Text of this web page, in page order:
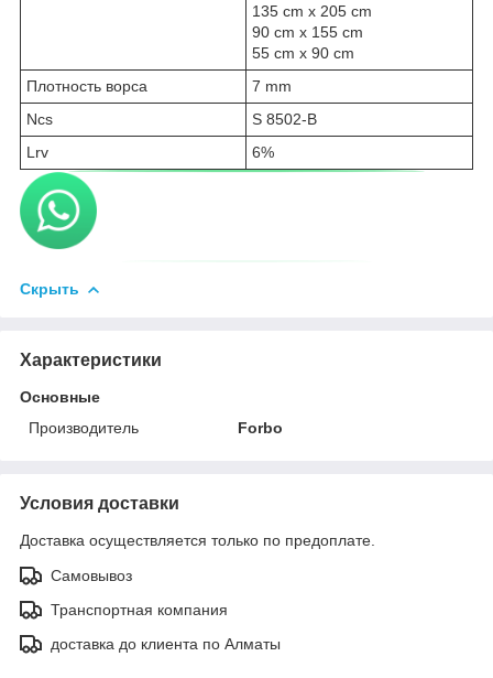
135 cm x 205 cm
90 cm x 155 cm
55 cm x 90 cm
Плотность ворса
7 mm
Ncs
S 8502-B
Lrv
6%
Скрыть
Характеристики
Основные
Производитель
Forbo
Условия доставки
Доставка осуществляется только по предоплате.
Самовывоз
Транспортная компания
доставка до клиента по Алматы